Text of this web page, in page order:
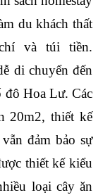
du khách thất
và túi tiền.
di chuyển đến
đô Hoa Lư. Các
20m2, thiết kế
đảm bảo sự
thiết kế kiểu
loại cây ăn